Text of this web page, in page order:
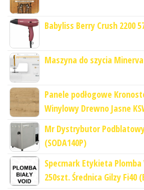
Babyliss Berry Crush 2200
Maszyna do szycia
Panele podłogowe
Winylowy Drewno Jasne
Mr Dystrybutor
(SODA140P)
Specmark Etykieta Plomba
250szt. Średnica Gilzy Fi40